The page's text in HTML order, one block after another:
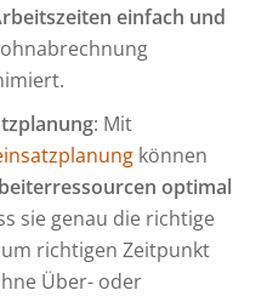
einfach und
: Mit
können
optimal
sie genau die richtige
richtigen Zeitpunkt
Über- oder